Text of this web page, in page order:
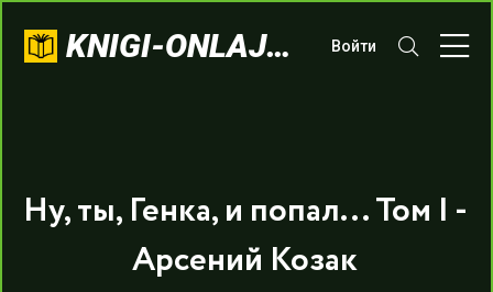
KNIGI-ONLAJN.COM Войти
Ну, ты, Генка, и попал... Том I -
Арсений Козак